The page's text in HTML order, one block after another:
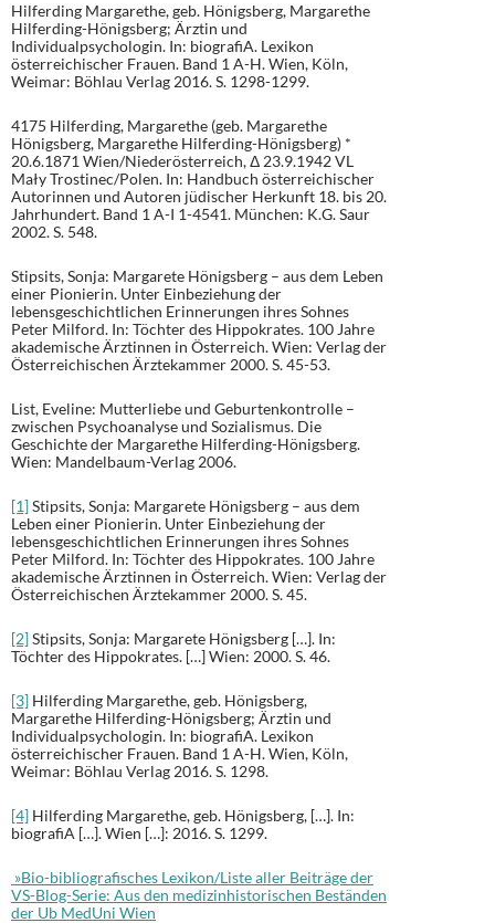
Hilferding Margarethe, geb. Hönigsberg, Margarethe
Hilferding-Hönigsberg; Ärztin und
Individualpsychologin. In: biografiA. Lexikon
österreichischer Frauen. Band 1 A-H. Wien, Köln,
Weimar: Böhlau Verlag 2016. S. 1298-1299.
4175 Hilferding, Margarethe (geb. Margarethe
Hönigsberg, Margarethe Hilferding-Hönigsberg) *
20.6.1871 Wien/Niederösterreich, Δ 23.9.1942 VL
Mały Trostinec/Polen. In: Handbuch österreichischer
Autorinnen und Autoren jüdischer Herkunft 18. bis 20.
Jahrhundert. Band 1 A-I 1-4541. München: K.G. Saur
2002. S. 548.
Stipsits, Sonja: Margarete Hönigsberg – aus dem Leben
einer Pionierin. Unter Einbeziehung der
lebensgeschichtlichen Erinnerungen ihres Sohnes
Peter Milford. In: Töchter des Hippokrates. 100 Jahre
akademische Ärztinnen in Österreich. Wien: Verlag der
Österreichischen Ärztekammer 2000. S. 45-53.
List, Eveline: Mutterliebe und Geburtenkontrolle –
zwischen Psychoanalyse und Sozialismus. Die
Geschichte der Margarethe Hilferding-Hönigsberg.
Wien: Mandelbaum-Verlag 2006.
[1]Stipsits, Sonja: Margarete Hönigsberg – aus dem
Leben einer Pionierin. Unter Einbeziehung der
lebensgeschichtlichen Erinnerungen ihres Sohnes
Peter Milford. In: Töchter des Hippokrates. 100 Jahre
akademische Ärztinnen in Österreich. Wien: Verlag der
Österreichischen Ärztekammer 2000. S. 45.
[2]Stipsits, Sonja: Margarete Hönigsberg […]. In:
Töchter des Hippokrates. […] Wien: 2000. S. 46.
[3] Hilferding Margarethe, geb. Hönigsberg,
Margarethe Hilferding-Hönigsberg; Ärztin und
Individualpsychologin. In: biografiA. Lexikon
österreichischer Frauen. Band 1 A-H. Wien, Köln,
Weimar: Böhlau Verlag 2016. S. 1298.
[4] Hilferding Margarethe, geb. Hönigsberg, […]. In:
biografiA […]. Wien […]: 2016. S. 1299.
»Bio-bibliografisches Lexikon/Liste aller Beiträge der
VS-Blog-Serie: Aus den medizinhistorischen Beständen
der Ub MedUni Wien